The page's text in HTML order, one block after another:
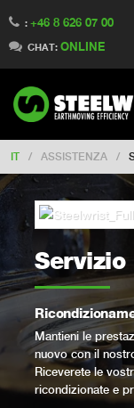
: +46 8 626 07 00
CHAT: ONLINE
Switch to
Switch to
Switch to
Switch to
Change
IT / ASSISTENZA /
Mantieni le
nuovo con il
Riceverete le
ricondizionate e